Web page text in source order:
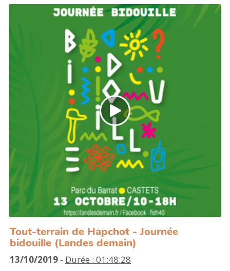
radio au village associatif duYou-F Festivalà
Une émission participative est née ! Elle est issue
d'ateliers de prise de son et d'interview menés
auprès de collégien.nes et lycéen.nes landais.es
participant.e.s à l'évènement.
Autour de la table, rencontre avec des
organisateur.ices du You-F Festival et avec le Young
Café de Dax, l'une des assos du village...
Morceaux joués : "Heureux Demain" Bolzed et
"Esperanza", Ryon
Tout-terrain de Hapchot - Journée
bidouille (Landes demain)
13/10/2019 - Durée : 01:48:28